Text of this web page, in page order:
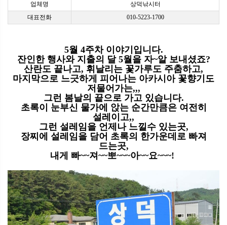
업체명
상덕낚시터
대표전화
010-5223-1700
5월 4주차 이야기입니다.
잔인한 행사와 지출의 달 5월을 자~알 보내셨죠?
산란도 끝나고, 휘날리는 꽃가루도 주춤하고,
마지막으로 느긋하게 피어나는 아카시아 꽃향기도
저물어가는,,,
그런 봄날의 끝으로 가고 있습니다.
초록이 눈부신 물가에 앉는 순간만큼은 여전히
설레이고,,
그런 설레임을 언제나 느낄수 있는곳,
장찌에 설레임을 담어 초록의 한가운데로 빠져
드는곳,
내게 빠~~져 ~~뽀~~~아~~요~~~!